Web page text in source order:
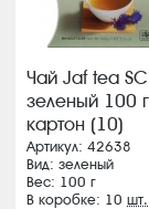
Чай Jaf tea
зеленый 100
картон (10)
ВЛОЖЕНИЕ!!!
Артикул: 42638
Вид: зеленый
Вес: 100 г
В коробке: 10шт.